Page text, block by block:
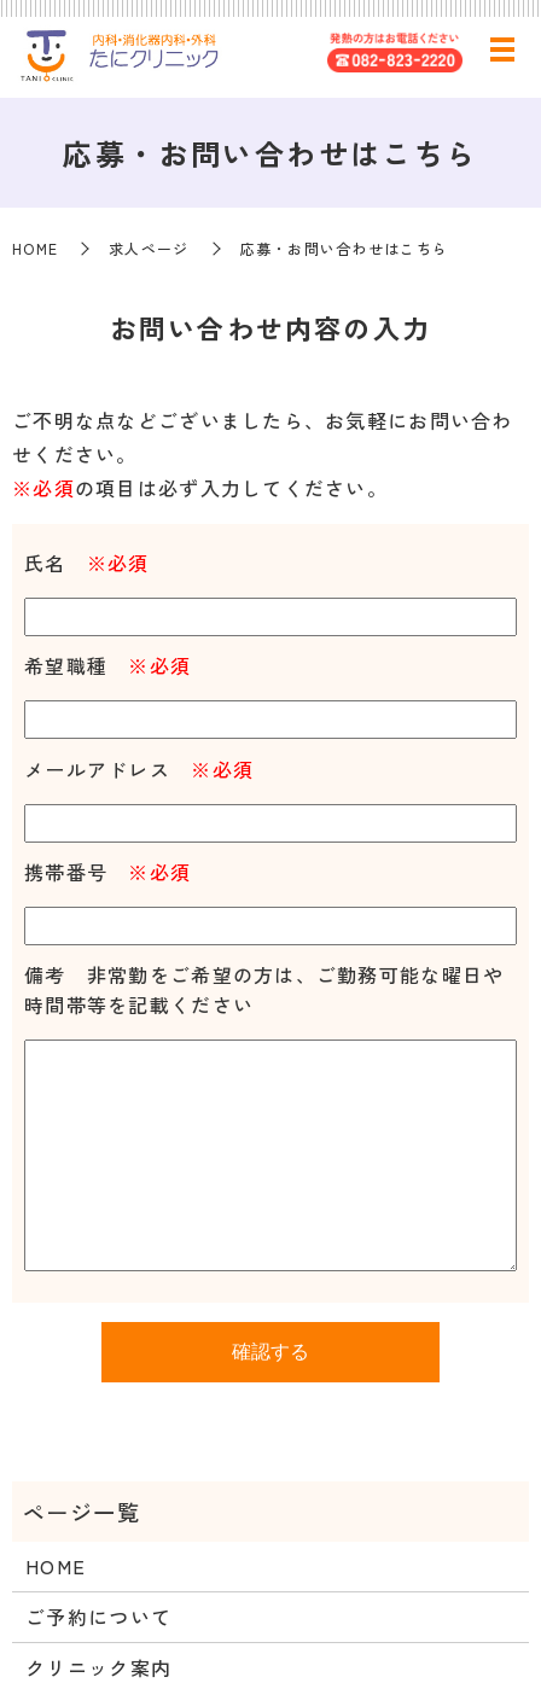
応募・お問い合わせはこちら
HOME 求人ページ 応募・お問い合わせはこちら
お問い合わせ内容の入力
ご不明な点などございましたら、お気軽にお問い合わ
せください。
※必須の項目は必ず入力してください。
氏名 ※必須
希望職種 ※必須
メールアドレス ※必須
携帯番号 ※必須
備考 非常勤をご希望の方は、ご勤務可能な曜日や
時間帯等を記載ください
HOME
ご予約について
クリニック案内